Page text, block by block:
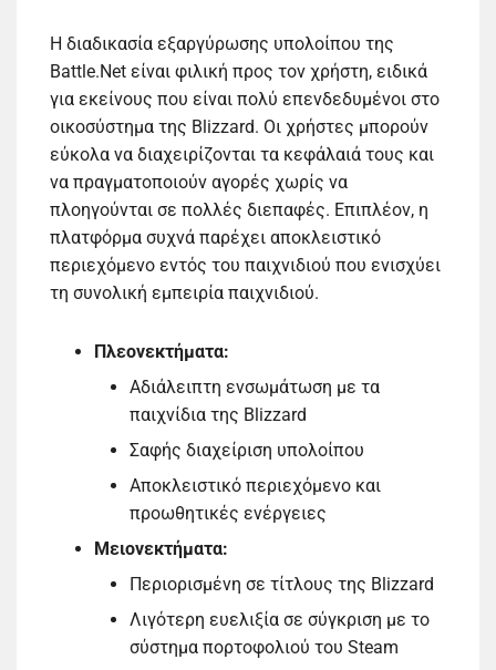
Η διαδικασία εξαργύρωσης υπολοίπου της
Battle.Net είναι φιλική προς τον χρήστη, ειδικά
για εκείνους που είναι πολύ επενδεδυμένοι στο
οικοσύστημα της Blizzard. Οι χρήστες μπορούν
εύκολα να διαχειρίζονται τα κεφάλαιά τους και
να πραγματοποιούν αγορές χωρίς να
πλοηγούνται σε πολλές διεπαφές. Επιπλέον, η
πλατφόρμα συχνά παρέχει αποκλειστικό
περιεχόμενο εντός του παιχνιδιού που ενισχύει
τη συνολική εμπειρία παιχνιδιού.
Πλεονεκτήματα:
Αδιάλειπτη ενσωμάτωση με τα
παιχνίδια της Blizzard
Σαφής διαχείριση υπολοίπου
Αποκλειστικό περιεχόμενο και
προωθητικές ενέργειες
Μειονεκτήματα:
Περιορισμένη σε τίτλους της Blizzard
Λιγότερη ευελιξία σε σύγκριση με το
σύστημα πορτοφολιού του Steam